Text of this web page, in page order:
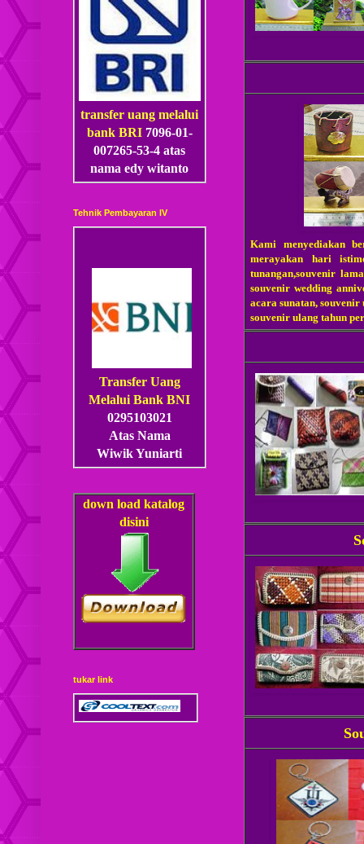
Kami menyediakan
merayakan hari
tunangan,souvenir
souvenir wedding
acara sunatan,
souvenir ulang tahun
transfer uang melalui
bank BRI 7096-01-
007265-53-4 atas
nama edy witanto
Tehnik Pembayaran IV
Transfer Uang
Melalui Bank BNI
0295103021
Atas Nama
Wiwik Yuniarti
down load katalog
disini
tukar link